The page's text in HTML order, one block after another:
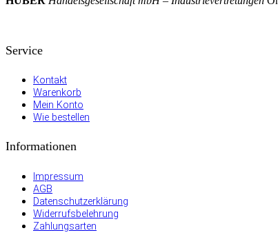
Service
Kontakt
Warenkorb
Mein Konto
Wie bestellen
Informationen
Impressum
AGB
Datenschutzerklärung
Widerrufsbelehrung
Zahlungsarten